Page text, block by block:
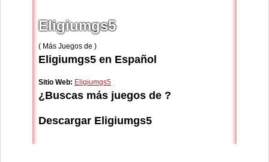
Eligiumgs5
( Más Juegos de )
Eligiumgs5 en Español
Sitio Web: Eligiumgs5
¿Buscas más juegos de ?
Descargar Eligiumgs5